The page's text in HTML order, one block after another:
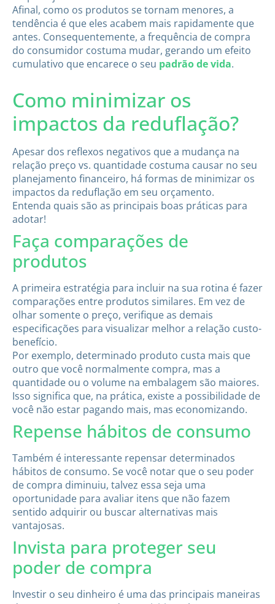
Afinal, como os produtos se tornam menores, a
tendência é que eles acabem mais rapidamente que
antes. Consequentemente, a frequência de compra
do consumidor costuma mudar, gerando um efeito
cumulativo que encarece o seu padrão de vida.
Como minimizar os
impactos da reduflação?
Apesar dos reflexos negativos que a mudança na
relação preço vs. quantidade costuma causar no seu
planejamento financeiro, há formas de minimizar os
impactos da reduflação em seu orçamento.
Entenda quais são as principais boas práticas para
adotar!
Faça comparações de
produtos
A primeira estratégia para incluir na sua rotina é fazer
comparações entre produtos similares. Em vez de
olhar somente o preço, verifique as demais
especificações para visualizar melhor a relação custo-
benefício.
Por exemplo, determinado produto custa mais que
outro que você normalmente compra, mas a
quantidade ou o volume na embalagem são maiores.
Isso significa que, na prática, existe a possibilidade de
você não estar pagando mais, mas economizando.
Repense hábitos de consumo
Também é interessante repensar determinados
hábitos de consumo. Se você notar que o seu poder
de compra diminuiu, talvez essa seja uma
oportunidade para avaliar itens que não fazem
sentido adquirir ou buscar alternativas mais
vantajosas.
Invista para proteger seu
poder de compra
Investir o seu dinheiro é uma das principais maneiras